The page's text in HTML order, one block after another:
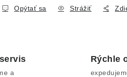
Opýtať sa Strážiť
a
Rýchle